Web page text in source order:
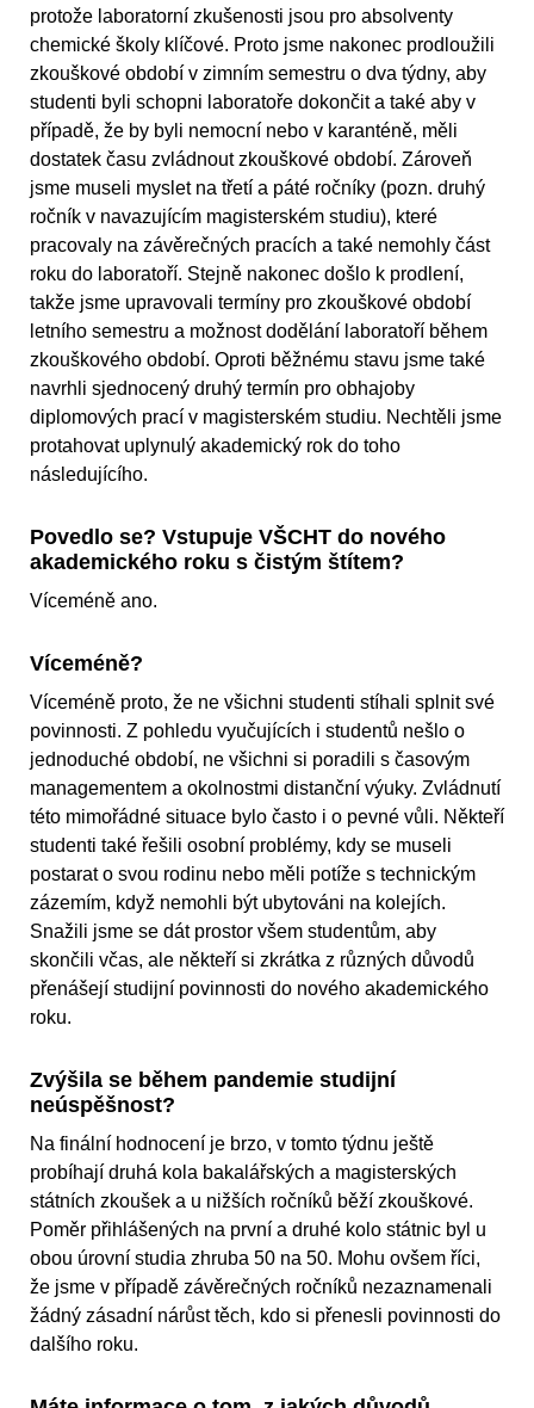
protože laboratorní zkušenosti jsou pro absolventy
chemické školy klíčové. Proto jsme nakonec prodloužili
zkouškové období v zimním semestru o dva týdny, aby
studenti byli schopni laboratoře dokončit a také aby v
případě, že by byli nemocní nebo v karanténě, měli
dostatek času zvládnout zkouškové období. Zároveň
jsme museli myslet na třetí a páté ročníky (pozn. druhý
ročník v navazujícím magisterském studiu), které
pracovaly na závěrečných pracích a také nemohly část
roku do laboratoří. Stejně nakonec došlo k prodlení,
takže jsme upravovali termíny pro zkouškové období
letního semestru a možnost dodělání laboratoří během
zkouškového období. Oproti běžnému stavu jsme také
navrhli sjednocený druhý termín pro obhajoby
diplomových prací v magisterském studiu. Nechtěli jsme
protahovat uplynulý akademický rok do toho
následujícího.
Povedlo se? Vstupuje VŠCHT do nového
akademického roku s čistým štítem?
Víceméně ano.
Víceméně?
Víceméně proto, že ne všichni studenti stíhali splnit své
povinnosti. Z pohledu vyučujících i studentů nešlo o
jednoduché období, ne všichni si poradili s časovým
managementem a okolnostmi distanční výuky. Zvládnutí
této mimořádné situace bylo často i o pevné vůli. Někteří
studenti také řešili osobní problémy, kdy se museli
postarat o svou rodinu nebo měli potíže s technickým
zázemím, když nemohli být ubytováni na kolejích.
Snažili jsme se dát prostor všem studentům, aby
skončili včas, ale někteří si zkrátka z různých důvodů
přenášejí studijní povinnosti do nového akademického
roku.
Zvýšila se během pandemie studijní
neúspěšnost?
Na finální hodnocení je brzo, v tomto týdnu ještě
probíhají druhá kola bakalářských a magisterských
státních zkoušek a u nižších ročníků běží zkouškové.
Poměr přihlášených na první a druhé kolo státnic byl u
obou úrovní studia zhruba 50 na 50. Mohu ovšem říci,
že jsme v případě závěrečných ročníků nezaznamenali
žádný zásadní nárůst těch, kdo si přenesli povinnosti do
dalšího roku.